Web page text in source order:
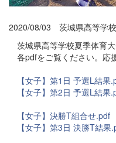
2020/08/03 茨城県高等学
茨城県高等学校夏季体育大
各pdfをご覧ください。応
【女子】第1日 予選L結果
【女子】第2日 予選L結果
【女子】決勝T組合せ.pdf
【女子】第3日 決勝T結果